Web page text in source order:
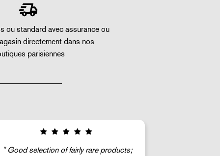
ou standard avec assurance ou
directement dans nos
parisiennes